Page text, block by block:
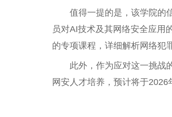
值得一提的是，该学院的
员对AI技术及其网络安全应用
的专项课程，详细解析网络犯
此外，作为应对这一挑战
网安人才培养，预计将于2026